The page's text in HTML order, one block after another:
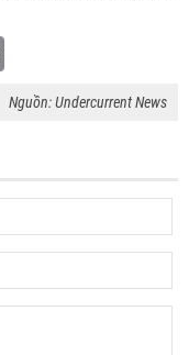
Nguồn: Undercurrent News